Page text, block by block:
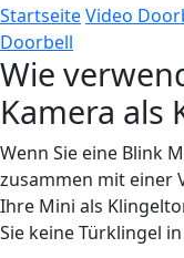
StartseiteVideo
Doorbell
Wie
Kamera als
Wenn Sie eine Blink
zusammen mit einer
Ihre Mini als
Sie keine Türklingel